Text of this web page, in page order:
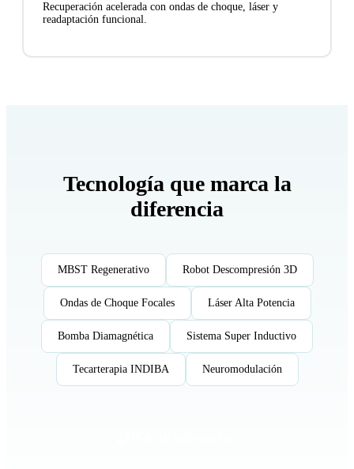
Recuperación acelerada con ondas de choque, láser y
readaptación funcional.
Tecnología que marca la
diferencia
MBST Regenerativo Robot Descompresión 3D
Ondas de Choque Focales Láser Alta Potencia
Bomba Diamagnética Sistema Super Inductivo
Tecarterapia INDIBA Neuromodulación